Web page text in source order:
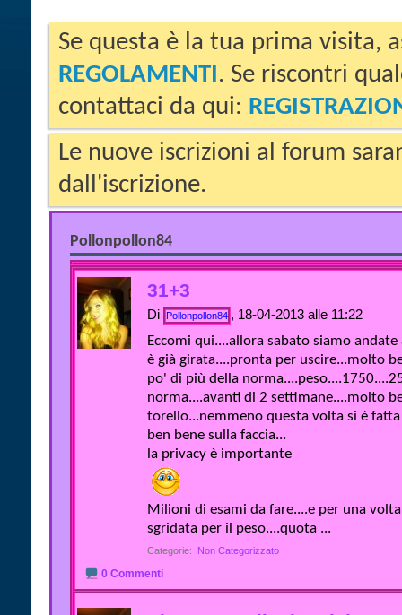
Se questa è la tua prima visita,
REGOLAMENTI. Se riscontri
contattaci da qui:
Le nuove iscrizioni al forum
dall'iscrizione.
Pollonpollon84
31+3
Di Pollonpollon84 , 18-04-2013 alle 11:22
Eccomi qui....allora sabato siamo
è già girata....pronta per uscire...molto
po' di più della
norma....avanti di 2 settimane....molto
torello...nemmeno questa volta si è
ben bene sulla faccia...
la privacy è importante
Milioni di esami da fare....e per una
sgridata per il peso....quota ...
Categorie Non Categorizzato
0 Commenti